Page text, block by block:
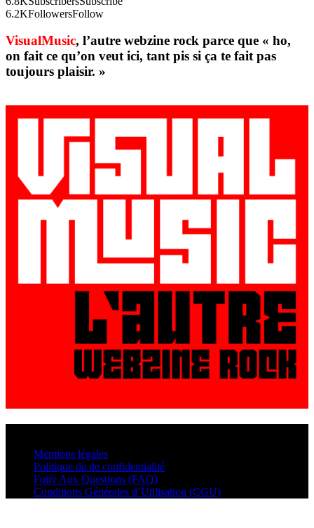
6.2KFollowersFollow
VisualMusic, l’autre webzine rock parce que « ho,
on fait ce qu’on veut ici, tant pis si ça te fait pas
toujours plaisir. »
Mentions légales
Politique de de confidentialité
Foire Aux Questions (FAQ)
Conditions Générales d’Utilisation (CGU)